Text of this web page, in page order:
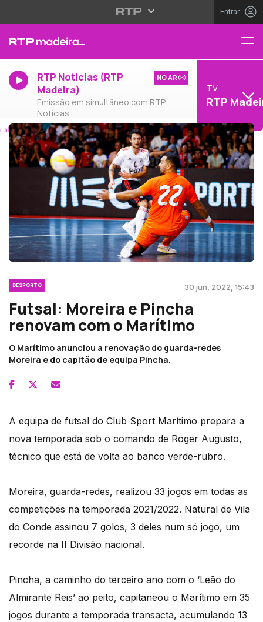
Entrar
RTP Notícias (RTP
Madeira)
Emissão em simultâneo com RTP
Notícias
NO AR
TV
RTP
DESPORTO 30 jun, 2022, 15:43
Futsal: Moreira e Pincha
renovam com o Marítimo
O Marítimo anunciou a renovação do guarda-redes
Moreira e do capitão de equipa Pincha.
A equipa de futsal do Club Sport Marítimo prepara a
nova temporada sob o comando de Roger Augusto,
técnico que está de volta ao banco verde-rubro.
Moreira, guarda-redes, realizou 33 jogos em todas as
competições na temporada 2021/2022. Natural de Vila
do Conde assinou 7 golos, 3 deles num só jogo, um
recorde na II Divisão nacional.
Pincha, a caminho do terceiro ano com o ‘Leão do
Almirante Reis’ ao peito, capitaneou o Marítimo em 35
jogos durante a temporada transacta, acumulando 13